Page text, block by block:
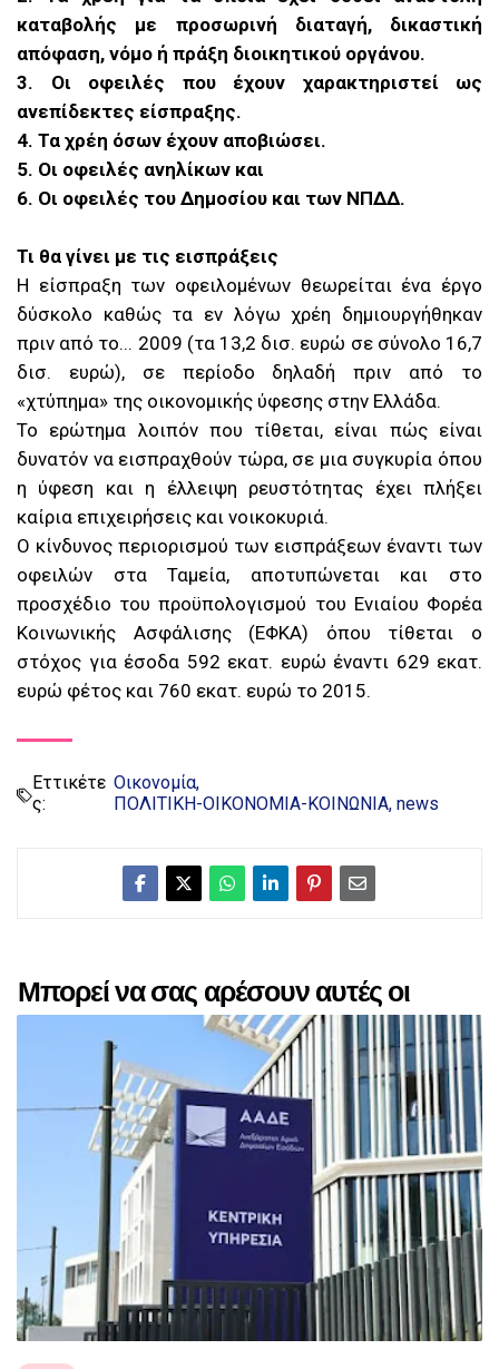
καταβολής με προσωρινή διαταγή, δικαστική
απόφαση, νόμο ή πράξη διοικητικού οργάνου.
3. Οι οφειλές που έχουν χαρακτηριστεί ως
ανεπίδεκτες είσπραξης.
4. Τα χρέη όσων έχουν αποβιώσει.
5. Οι οφειλές ανηλίκων και
6. Οι οφειλές του Δημοσίου και των ΝΠΔΔ.
Τι θα γίνει με τις εισπράξεις
Η είσπραξη των οφειλομένων θεωρείται ένα έργο
δύσκολο καθώς τα εν λόγω χρέη δημιουργήθηκαν
πριν από το... 2009 (τα 13,2 δισ. ευρώ σε σύνολο 16,7
δισ. ευρώ), σε περίοδο δηλαδή πριν από το
«χτύπημα» της οικονομικής ύφεσης στην Ελλάδα.
Το ερώτημα λοιπόν που τίθεται, είναι πώς είναι
δυνατόν να εισπραχθούν τώρα, σε μια συγκυρία όπου
η ύφεση και η έλλειψη ρευστότητας έχει πλήξει
καίρια επιχειρήσεις και νοικοκυριά.
Ο κίνδυνος περιορισμού των εισπράξεων έναντι των
οφειλών στα Ταμεία, αποτυπώνεται και στο
προσχέδιο του προϋπολογισμού του Ενιαίου Φορέα
Κοινωνικής Ασφάλισης (ΕΦΚΑ) όπου τίθεται ο
στόχος για έσοδα 592 εκατ. ευρώ έναντι 629 εκατ.
ευρώ φέτος και 760 εκατ. ευρώ το 2015.
Εττικέτε
ς:
Οικονομία
ΠΟΛΙΤΙΚΗ-ΟΙΚΟΝΟΜΙΑ-ΚΟΙΝΩΝΙΑ news
Μπορεί να σας αρέσουν αυτές οι
αναρτήσεις